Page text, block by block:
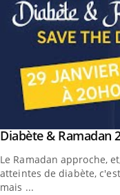
Youtube
Diabète & Ramadan
Le Ramadan approche,
atteintes de diabète,
mais ...